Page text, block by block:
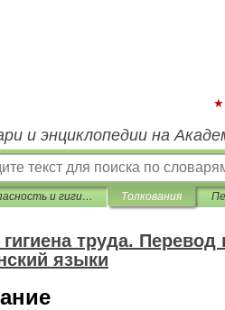
и энциклопедии на
Безопасность и гигиена труда. Перевод на английский, французский, немецкий, испанский языки Толкования
труда.
языки